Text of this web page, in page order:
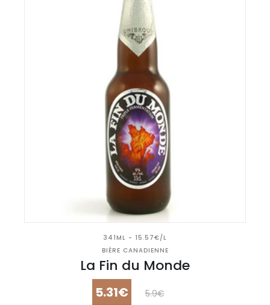
341ML - 15.57€/L
BIÈRE CANADIENNE
La Fin du Monde
5.31€ 5.9€